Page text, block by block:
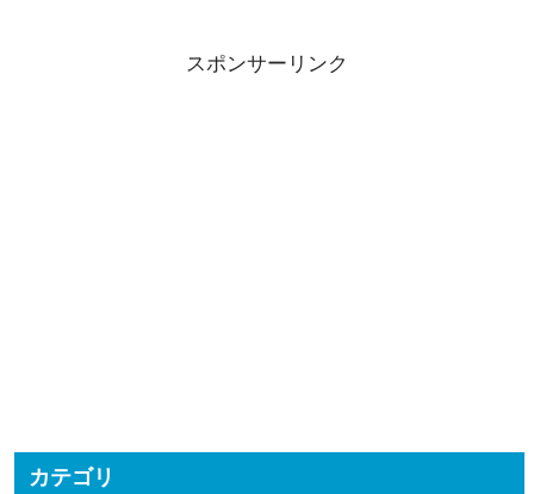
スポンサーリンク
カテゴリ